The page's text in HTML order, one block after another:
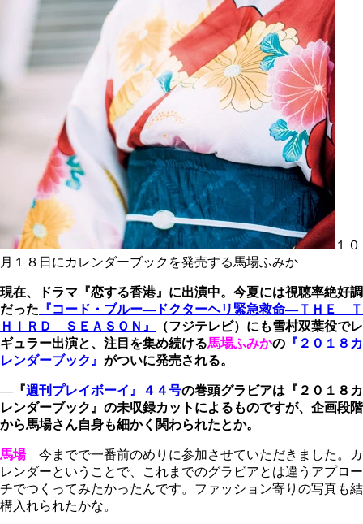
１０
月１８日にカレンダーブックを発売する馬場ふみか
現在、ドラマ『恋する香港』に出演中。今夏には視聴率絶好調
だった 『コード・ブルー―ドクターヘリ緊急救命―ＴＨＥ Ｔ
ＨＩＲＤ ＳＥＡＳＯＮ』
（フジテレビ）にも雪村双葉役でレ
ギュラー出演と、注目を集め続ける馬場ふみかの 『２０１８カ
レンダーブック』 がついに発売される。
―『週刊プレイボーイ』４４号の巻頭グラビアは『２０１８カ
レンダーブック』の未収録カットによるものですが、企画段階
から馬場さん自身も細かく関わられたとか。
馬場
今までで一番前のめりに参加させていただきました。カ
レンダーということで、これまでのグラビアとは違うアプロー
チでつくってみたかったんです。ファッション寄りの写真も結
構入れられたかな。